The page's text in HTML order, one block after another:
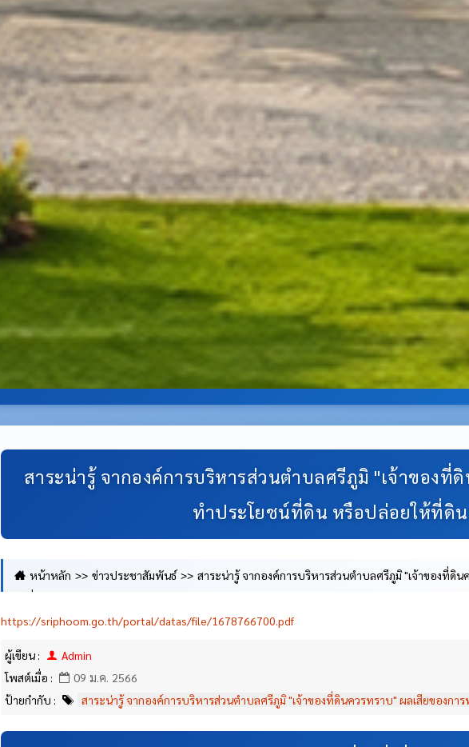
สาระน่ารู้ จากองค์การบริหารส่วนตำบลศรีภูมิ "เจ้าของที่
ทำประโยชน์ที่ดิน หรือปล่อยให้ที่ดิน
หน้าหลัก ข่าวประชาสัมพันธ์
สาระน่ารู้ จากองค์การบริหารส่วนตำบลศรีภูมิ "เจ้าของที่
https://sriphoom.go.th/portal/datas/file/1678766700.pdf
ผู้เขียน :
Admin
โพสต์เมื่อ :
09 ม.ค. 2566
ป้ายกำกับ :
สาระน่ารู้ จากองค์การบริหารส่วนตำบลศรีภูมิ "เจ้าของที่ดินควรทราบ" ผลเสียของก